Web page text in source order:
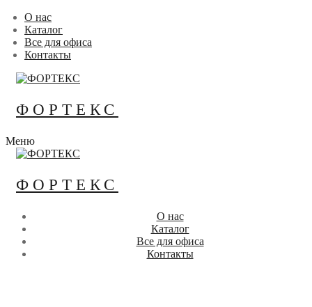
Перейти
содержимому
Меню
Закрыть
О нас
Каталог
Все для офиса
Контакты
ФОРТЕКС
Меню
ФОРТЕКС
О нас
Каталог
Все для офиса
Контакты